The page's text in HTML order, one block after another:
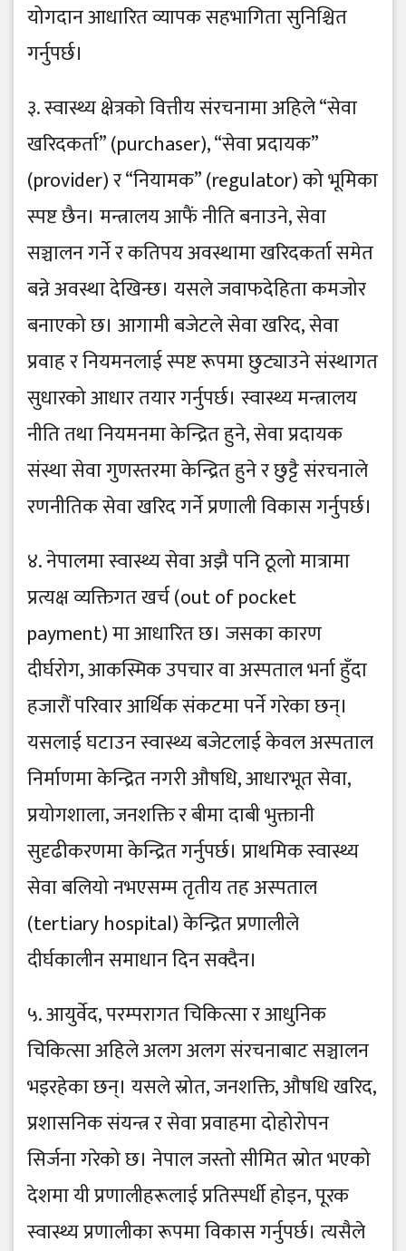
योगदान आधारित व्यापक सहभागिता सुनिश्चित
गर्नुपर्छ।
३. स्वास्थ्य क्षेत्रको वित्तीय संरचनामा अहिले “सेवा
खरिदकर्ता” (purchaser), “सेवा प्रदायक”
(provider) र “नियामक” (regulator) को भूमिका
स्पष्ट छैन। मन्त्रालय आफैं नीति बनाउने, सेवा
सञ्चालन गर्ने र कतिपय अवस्थामा खरिदकर्ता समेत
बन्ने अवस्था देखिन्छ। यसले जवाफदेहिता कमजोर
बनाएको छ। आगामी बजेटले सेवा खरिद, सेवा
प्रवाह र नियमनलाई स्पष्ट रूपमा छुट्याउने संस्थागत
सुधारको आधार तयार गर्नुपर्छ। स्वास्थ्य मन्त्रालय
नीति तथा नियमनमा केन्द्रित हुने, सेवा प्रदायक
संस्था सेवा गुणस्तरमा केन्द्रित हुने र छुट्टै संरचनाले
रणनीतिक सेवा खरिद गर्ने प्रणाली विकास गर्नुपर्छ।
४. नेपालमा स्वास्थ्य सेवा अझै पनि ठूलो मात्रामा
प्रत्यक्ष व्यक्तिगत खर्च (out of pocket
payment) मा आधारित छ। जसका कारण
दीर्घरोग, आकस्मिक उपचार वा अस्पताल भर्ना हुँदा
हजारौं परिवार आर्थिक संकटमा पर्ने गरेका छन्।
यसलाई घटाउन स्वास्थ्य बजेटलाई केवल अस्पताल
निर्माणमा केन्द्रित नगरी औषधि, आधारभूत सेवा,
प्रयोगशाला, जनशक्ति र बीमा दाबी भुक्तानी
सुदृढीकरणमा केन्द्रित गर्नुपर्छ। प्राथमिक स्वास्थ्य
सेवा बलियो नभएसम्म तृतीय तह अस्पताल
(tertiary hospital) केन्द्रित प्रणालीले
दीर्घकालीन समाधान दिन सक्दैन।
५. आयुर्वेद, परम्परागत चिकित्सा र आधुनिक
चिकित्सा अहिले अलग अलग संरचनाबाट सञ्चालन
भइरहेका छन्। यसले स्रोत, जनशक्ति, औषधि खरिद,
प्रशासनिक संयन्त्र र सेवा प्रवाहमा दोहोरोपन
सिर्जना गरेको छ। नेपाल जस्तो सीमित स्रोत भएको
देशमा यी प्रणालीहरूलाई प्रतिस्पर्धी होइन, पूरक
स्वास्थ्य प्रणालीका रूपमा विकास गर्नुपर्छ। त्यसैले